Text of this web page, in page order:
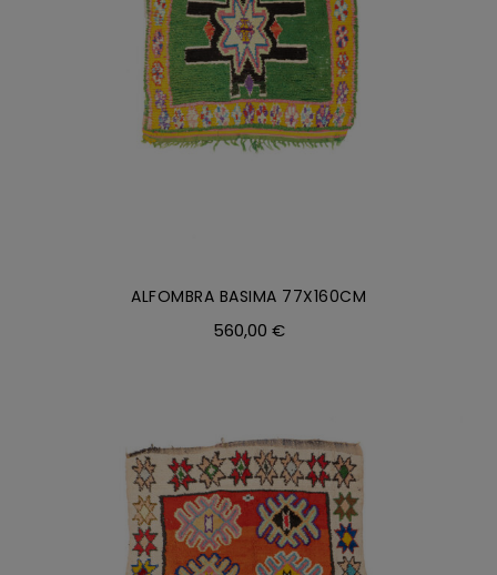
ALFOMBRA BASIMA 77X160CM
560,00 €